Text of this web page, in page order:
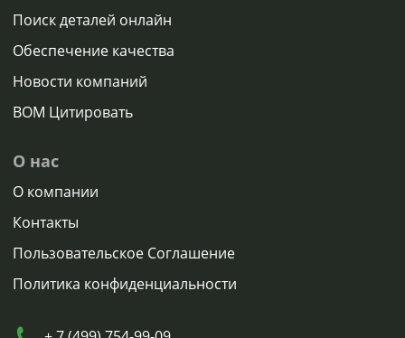
Поиск деталей онлайн
Обеспечение качества
Новости компаний
BOM Цитировать
О нас
О компании
Контакты
Пользовательское Соглашение
Политика конфиденциальности